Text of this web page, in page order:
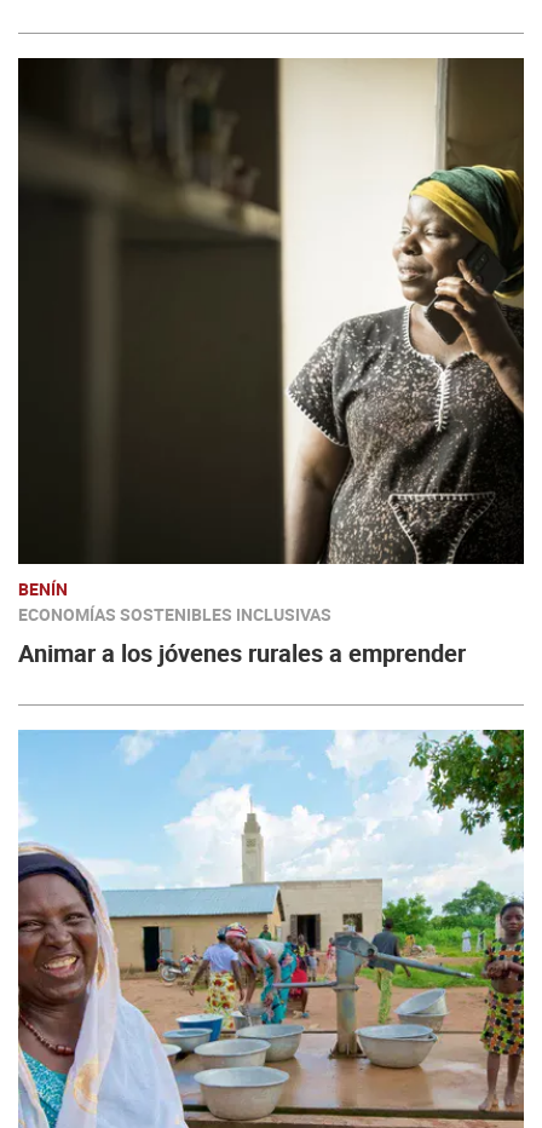
BENÍN
ECONOMÍAS SOSTENIBLES INCLUSIVAS
Animar a los jóvenes rurales a emprender